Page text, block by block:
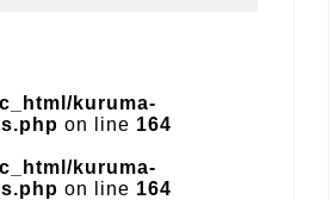
kuruma-
on line 164
kuruma-
on line 164